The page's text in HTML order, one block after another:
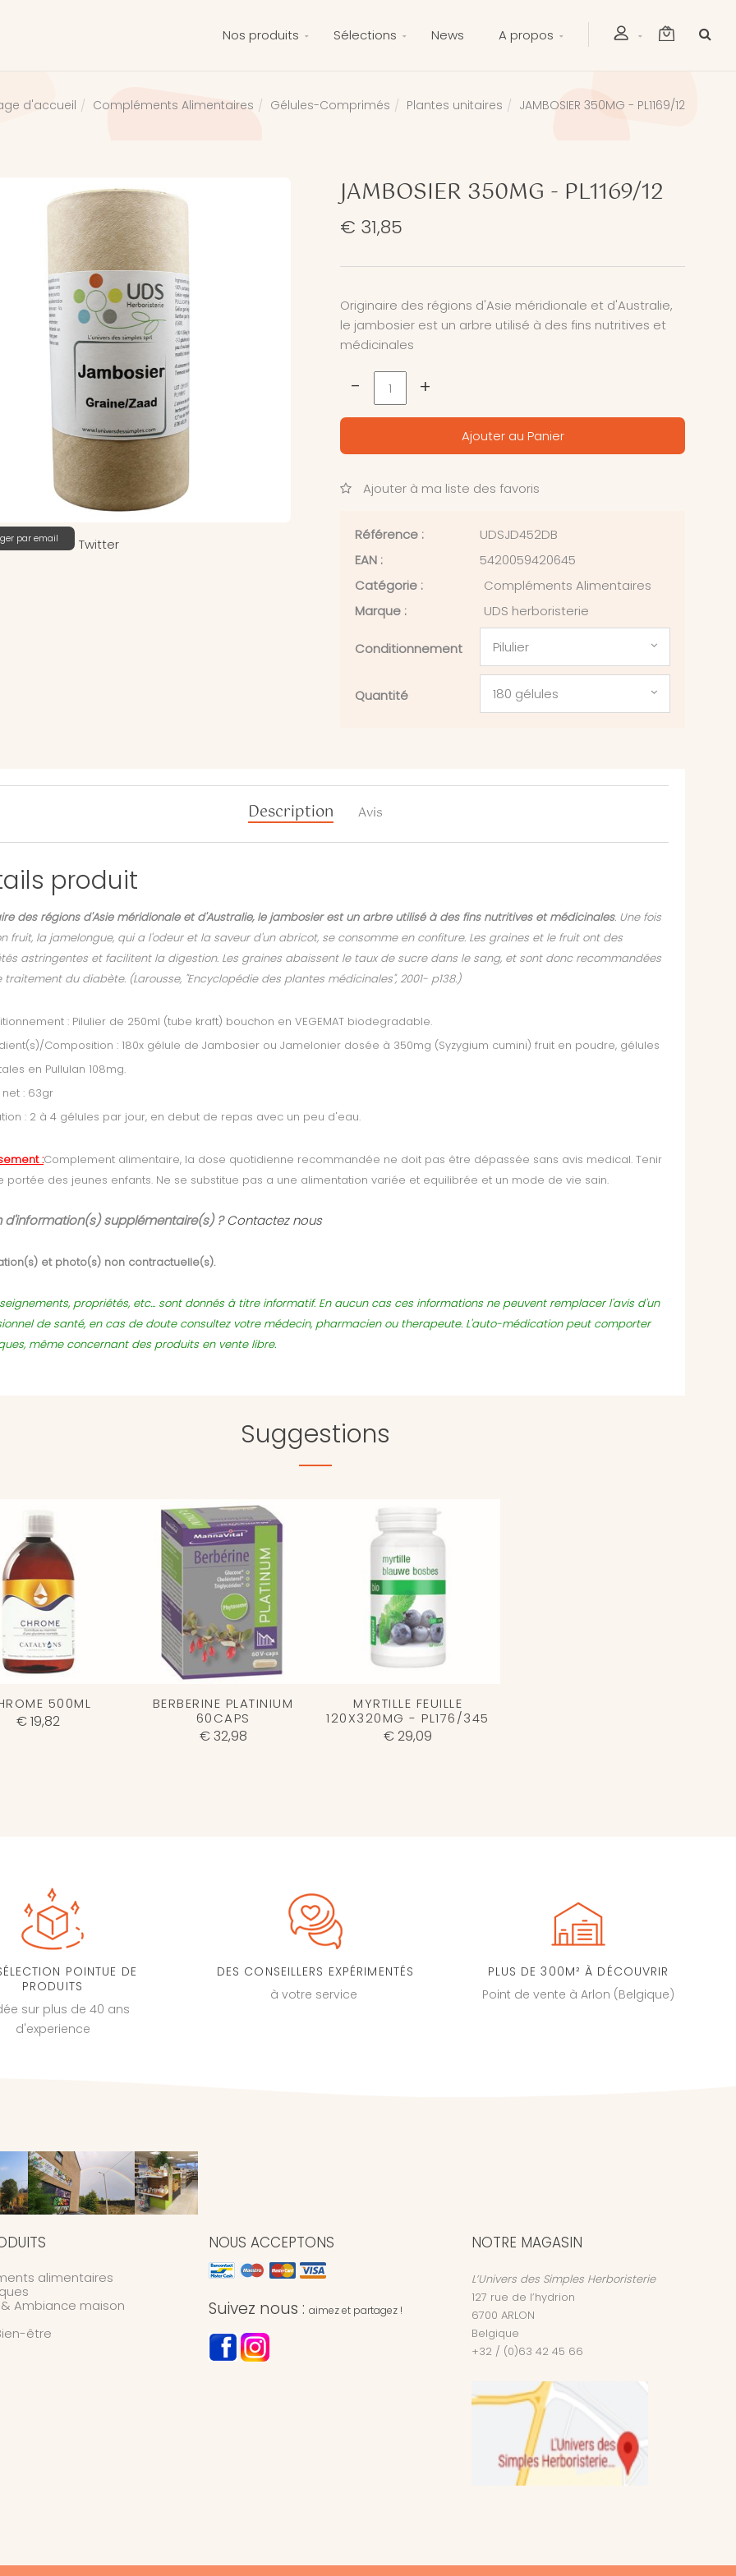
Nos produits Sélections News A propos
d'accueil Compléments Alimentaires Gélules-Comprimés Plantes unitaires JAMBOSIER 350MG - PL1169/12
par email Twitter
JAMBOSIER 350MG - PL1169/12
€ 31,85
Originaire des régions d'Asie méridionale et d'Australie,
le jambosier est un arbre utilisé à des fins nutritives et
médicinales
- +
Ajouter au Panier
Ajouter à ma liste des favoris
Référence :
UDSJD452DB
EAN :
5420059420645
Catégorie :
Compléments Alimentaires
Marque :
UDS herboristerie
Conditionnement Pilulier
Quantité 180 gélules
Description Avis
produit
des régions d'Asie méridionale et d'Australie, le jambosier est un arbre utilisé à des fins nutritives et médicinales. Une fois
fruit, la jamelongue, qui a l'odeur et la saveur d'un abricot, se consomme en confiture. Les graines et le fruit ont des
astringentes et facilitent la digestion. Les graines abaissent le taux de sucre dans le sang, et sont donc recommandées
traitement du diabète. (Larousse, "Encyclopédie des plantes médicinales", 2001- p138.)
: Pilulier de 250ml (tube kraft) bouchon en VEGEMAT biodegradable.
Composition : 180x gélule de Jambosier ou Jamelonier dosée à 350mg (Syzygium cumini) fruit en poudre, gélules
en Pullulan 108mg.
net : 63gr
: 2 à 4 gélules par jour, en debut de repas avec un peu d'eau.
:Complement alimentaire, la dose quotidienne recommandée ne doit pas être dépassée sans avis medical. Tenir
portée des jeunes enfants. Ne se substitue pas a une alimentation variée et equilibrée et un mode de vie sain.
d'information(s) supplémentaire(s) ?Contactez nous
et photo(s) non contractuelle(s).
propriétés, etc... sont donnés à titre informatif. En aucun cas ces informations ne peuvent remplacer l'avis d'un
de santé, en cas de doute consultez votre médecin, pharmacien ou therapeute. L'auto-médication peut comporter
même concernant des produits en vente libre.
Suggestions
500ML
€ 19,82
BERBERINE PLATINIUM
60CAPS
€ 32,98
MYRTILLE FEUILLE
120X320MG - PL176/345
€ 29,09
POINTUE DE
PRODUITS
sur plus de 40 ans
d'experience
DES CONSEILLERS EXPÉRIMENTÉS
à votre service
PLUS DE 300M² À DÉCOUVRIR
Point de vente à Arlon (Belgique)
alimentaires
Ambiance maison
être
NOUS ACCEPTONS
Suivez nous : aimez et partagez !
NOTRE MAGASIN
L’Univers des Simples Herboristerie
127 rue de l’hydrion
6700 ARLON
Belgique
+32 / (0)63 42 45 66